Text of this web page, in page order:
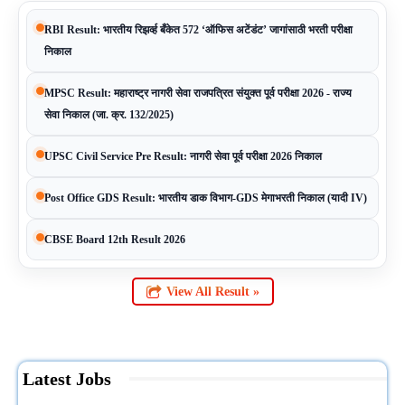
RBI Result: भारतीय रिझर्व्ह बँकेत 572 ‘ऑफिस अटेंडंट’ जागांसाठी भरती परीक्षा
निकाल
MPSC Result: महाराष्ट्र नागरी सेवा राजपत्रित संयुक्त पूर्व परीक्षा 2026 - राज्य
सेवा निकाल (जा. क्र. 132/2025)
UPSC Civil Service Pre Result: नागरी सेवा पूर्व परीक्षा 2026 निकाल
Post Office GDS Result: भारतीय डाक विभाग-GDS मेगाभरती निकाल (यादी IV)
CBSE Board 12th Result 2026
View All Result »
Latest Jobs